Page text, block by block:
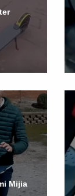
Mijia